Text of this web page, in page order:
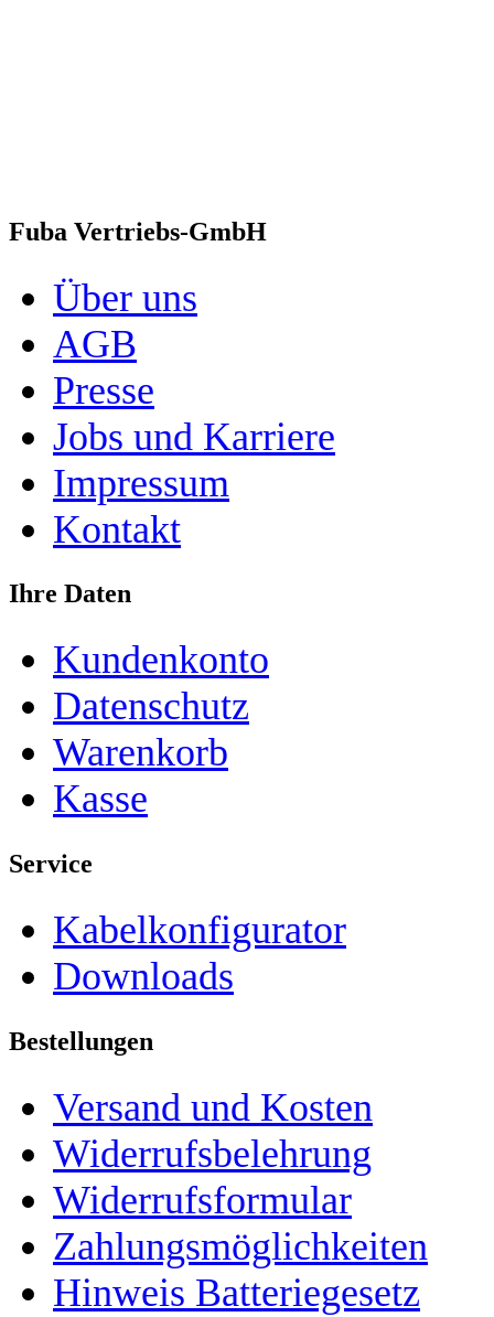
Fuba Vertriebs-GmbH
Über uns
AGB
Presse
Jobs und Karriere
Impressum
Kontakt
Ihre Daten
Kundenkonto
Datenschutz
Warenkorb
Kasse
Service
Kabelkonfigurator
Downloads
Bestellungen
Versand und Kosten
Widerrufsbelehrung
Widerrufsformular
Zahlungsmöglichkeiten
Hinweis Batteriegesetz